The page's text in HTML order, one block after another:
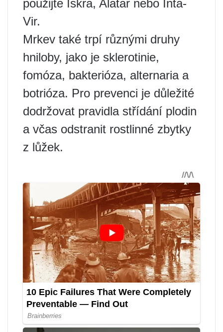
použijte Iskra, Alatar nebo Inta-
Vir.
Mrkev také trpí různými druhy
hniloby, jako je sklerotinie,
fomóza, bakterióza, alternaria a
botrióza. Pro prevenci je důležité
dodržovat pravidla střídání plodin
a včas odstranit rostlinné zbytky
z lůžek.